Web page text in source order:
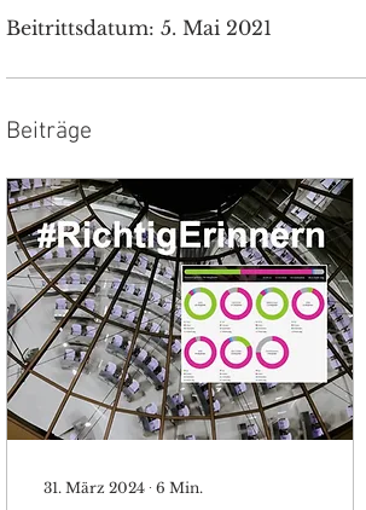
Beitrittsdatum: 5. Mai 2021
Beiträge
31. März 2024 ∙ 6 Min.